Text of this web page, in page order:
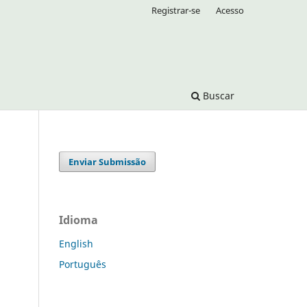
Buscar
Registrar-se Acesso
Enviar Submissão
Idioma
English
Português